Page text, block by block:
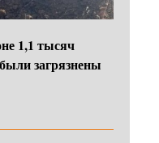
1,1 тысяч
загрязнены